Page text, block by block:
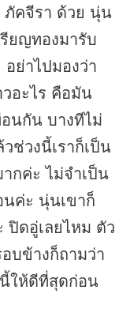
ภัคจีรา ด้วย นุ่น
ยญทองมารับ
ย่าไปมองว่า
อะไร คือมัน
นกัน บางทีไม่
ช่วงนี้เราก็เป็น
กค่ะ ไม่จำเป็น
นค่ะ นุ่นเขาก็
ดอู่เลยไหม ตัว
บข้างก็ถามว่า
ให้ดีที่สุดก่อน